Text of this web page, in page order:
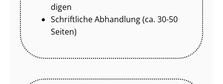
di­gen
Schriftliche Abhandlung (ca. 30-50
Seiten)